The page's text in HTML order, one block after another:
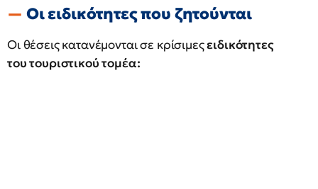
Οι ειδικότητες που ζητούνται
Οι θέσεις κατανέμονται σε κρίσιμεςειδικότητες
του τουριστικού τομέα: